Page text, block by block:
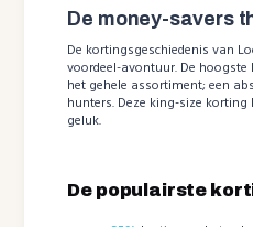
De money-savers
De kortingsgeschiedenis van
voordeel-avontuur. De
het gehele assortiment; een
hunters. Deze king-size
geluk.
De populairste